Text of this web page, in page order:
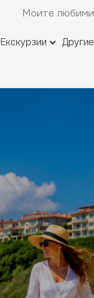
Моите любими
Екскурзии Другие